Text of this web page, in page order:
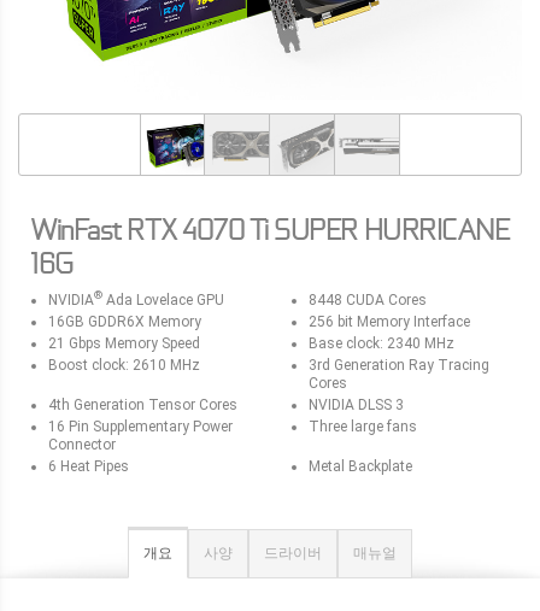
WinFast RTX 4070 Ti SUPER HURRICANE
16G
NVIDIA® Ada Lovelace GPU
8448 CUDA Cores
16GB GDDR6X Memory
256 bit Memory Interface
21 Gbps Memory Speed
Base clock: 2340 MHz
Boost clock: 2610 MHz
3rd Generation Ray Tracing
Cores
4th Generation Tensor Cores
NVIDIA DLSS 3
16 Pin Supplementary Power
Connector
Three large fans
6 Heat Pipes Metal Backplate
개요 사양 드라이버 매뉴얼